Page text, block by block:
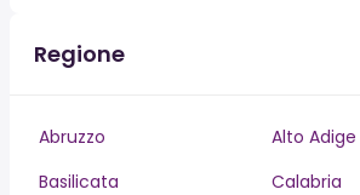
Regione
Abruzzo
Alto Adige
Basilicata
Calabria